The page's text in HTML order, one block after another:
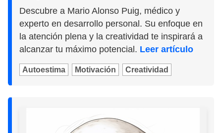
Descubre a Mario Alonso Puig, médico y
experto en desarrollo personal. Su enfoque en
la atención plena y la creatividad te inspirará a
alcanzar tu máximo potencial. Leer artículo
Autoestima Motivación Creatividad